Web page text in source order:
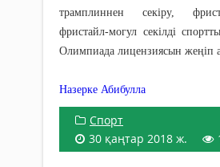
трамплиннен секіру,
фристайл-могул секілді
Олимпиада лицензиясын жеңіп
Назерке Абибулла
Спорт
30 қаңтар 2018 ж.